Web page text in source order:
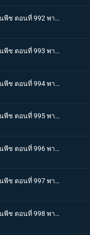
One piece วันพีช ตอนที่ 992 พากย์ไทย อยากจะเป็นโอเด้ง ความรู้สึกของยามาโตะ
One piece วันพีช ตอนที่ 993 พากย์ไทย ระเบิด! พันธนาการที่มัดอิสระของยามาโตะ
One piece วันพีช ตอนที่ 994 พากย์ไทย ปลอกดาบแดงดวลกันตัวต่อตัว คิคุโนะโจ ปะทะ คันจูโร่
One piece วันพีช ตอนที่ 995 พากย์ไทย จู่โจมปณิธานของโอเด้งที่สืบทอดมา
One piece วันพีช ตอนที่ 996 พากย์ไทย โอนิกาชิมะสั่นสะเทือน ลูฟี่เริ่มสงครามเต็มรูปแบบ
One piece วันพีช ตอนที่ 997 พากย์ไทย การต่อสู้ใต้แสงจันทร์ นักรบคลั่ง ซูลอง
One piece วันพีช ตอนที่ 998 พากย์ไทย ซุสเป็นปฏิปักษ์! นามิเข้าตาจน!